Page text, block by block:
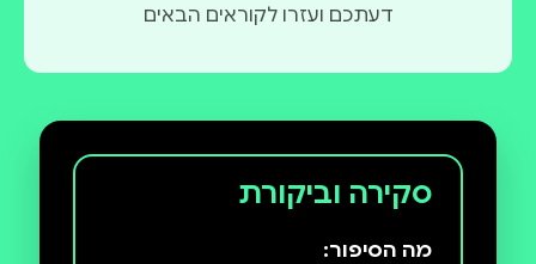
דעתכם ועזרו לקוראים הבאים
סקירה וביקורת
מה הסיפור: